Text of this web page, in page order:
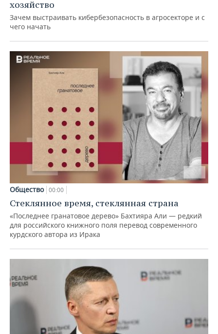
хозяйство
Зачем выстраивать кибербезопасность в агросекторе и с
чего начать
Общество 00:00
Стеклянное время, стеклянная страна
«Последнее гранатовое дерево» Бахтияра Али — редкий
для российского книжного поля перевод современного
курдского автора из Ирака